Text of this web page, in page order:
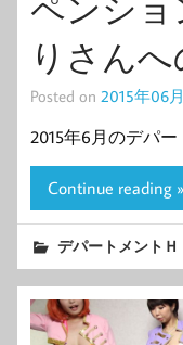
りさん
Posted on 2015年06
2015年6月のデパ
Continue reading »
デパートメントＨ